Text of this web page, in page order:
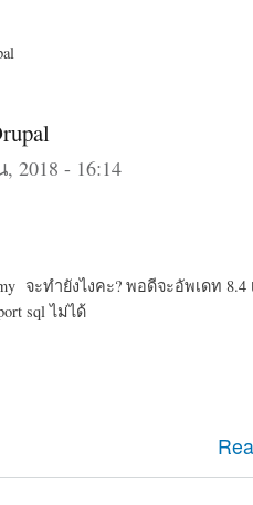
2018 - 16:14
จะทำยังไงคะ? พอดีจะอัพเดท 8.4
sql ไม่ได้